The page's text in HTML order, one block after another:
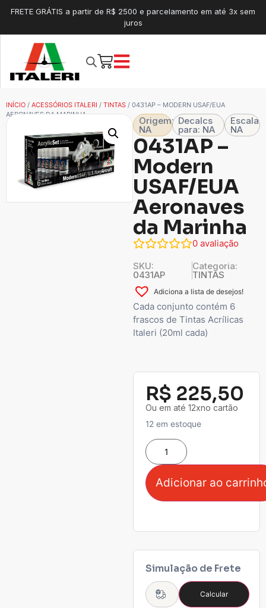
FRETE GRÁTIS a partir de R$ 2500 e parcelamento em até 3x sem
juros
INÍCIO / ACESSÓRIOS ITALERI / TINTAS / 0431AP – MODERN USAF/EUA
AERONAVES DA MARINHA
Origem:
NA
Decalcs
para: NA
Escala
NA
0431AP –
Modern
USAF/EUA
Aeronaves
da Marinha
0 avaliação
SKU:
0431AP
Categoria:
TINTAS
Adiciona a lista de desejos!
Cada conjunto contém 6
frascos de Tintas Acrílicas
Italeri (20ml cada)
R$ 225,50
Ou em até 12xno cartão
12 em estoque
Adicionar ao
Simulação de Frete
Calcular